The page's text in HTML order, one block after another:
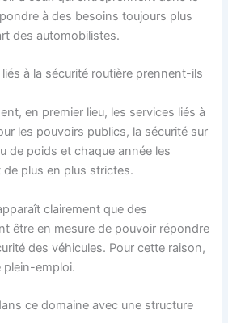
à des besoins toujours plus
des automobilistes.
à la sécurité routière prennent-ils
en premier lieu, les services liés à
les pouvoirs publics, la sécurité sur
de poids et chaque année les
plus en plus strictes.
clairement que des
être en mesure de pouvoir répondre
des véhicules. Pour cette raison,
plein-emploi.
ce domaine avec une structure